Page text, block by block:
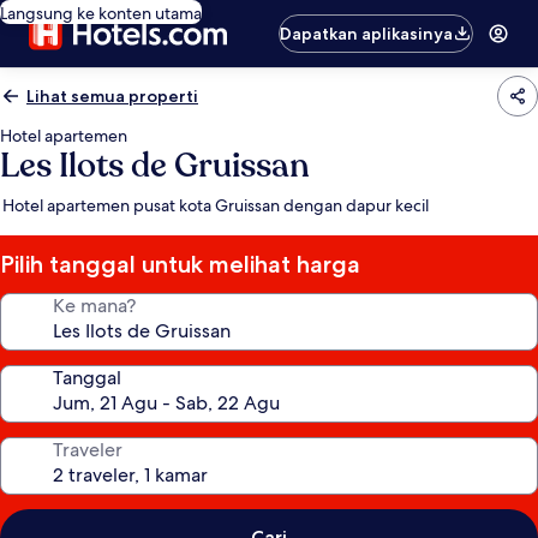
Langsung ke konten utama
Dapatkan aplikasinya
Lihat semua properti
Hotel apartemen
Les Ilots de Gruissan
Hotel apartemen pusat kota Gruissan dengan dapur kecil
Pilih tanggal untuk melihat harga
Ke mana?
Tanggal
Traveler